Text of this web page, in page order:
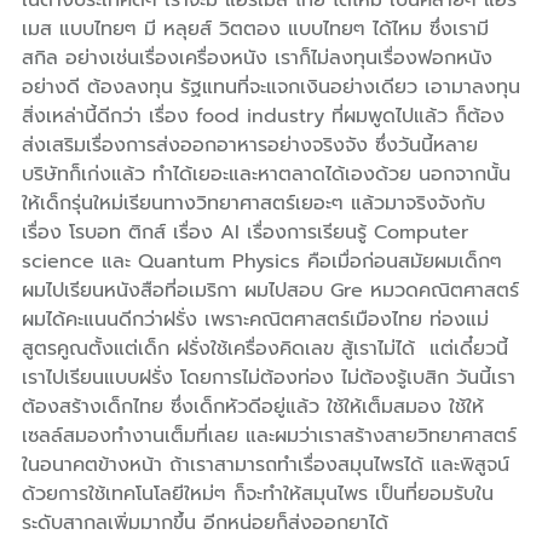
เมส แบบไทยๆ มี หลุยส์ วิตตอง แบบไทยๆ ได้ไหม ซึ่งเรามี
สกิล อย่างเช่นเรื่องเครื่องหนัง เราก็ไม่ลงทุนเรื่องฟอกหนัง
อย่างดี ต้องลงทุน รัฐแทนที่จะแจกเงินอย่างเดียว เอามาลงทุน
สิ่งเหล่านี้ดีกว่า เรื่อง food industry ที่ผมพูดไปแล้ว ก็ต้อง
ส่งเสริมเรื่องการส่งออกอาหารอย่างจริงจัง ซึ่งวันนี้หลาย
บริษัทก็เก่งแล้ว ทำได้เยอะและหาตลาดได้เองด้วย นอกจากนั้น
ให้เด็กรุ่นใหม่เรียนทางวิทยาศาสตร์เยอะๆ แล้วมาจริงจังกับ
เรื่อง โรบอท ติกส์ เรื่อง AI เรื่องการเรียนรู้ Computer
science และ Quantum Physics คือเมื่อก่อนสมัยผมเด็กๆ
ผมไปเรียนหนังสือที่อเมริกา ผมไปสอบ Gre หมวดคณิตศาสตร์
ผมได้คะแนนดีกว่าฝรั่ง เพราะคณิตศาสตร์เมืองไทย ท่องแม่
สูตรคูณตั้งแต่เด็ก ฝรั่งใช้เครื่องคิดเลข สู้เราไม่ได้ แต่เดี๋ยวนี้
เราไปเรียนแบบฝรั่ง โดยการไม่ต้องท่อง ไม่ต้องรู้เบสิก วันนี้เรา
ต้องสร้างเด็กไทย ซึ่งเด็กหัวดีอยู่แล้ว ใช้ให้เต็มสมอง ใช้ให้
เซลล์สมองทำงานเต็มที่เลย และผมว่าเราสร้างสายวิทยาศาสตร์
ในอนาคตข้างหน้า ถ้าเราสามารถทำเรื่องสมุนไพรได้ และพิสูจน์
ด้วยการใช้เทคโนโลยีใหม่ๆ ก็จะทำให้สมุนไพร เป็นที่ยอมรับใน
ระดับสากลเพิ่มมากขึ้น อีกหน่อยก็ส่งออกยาได้